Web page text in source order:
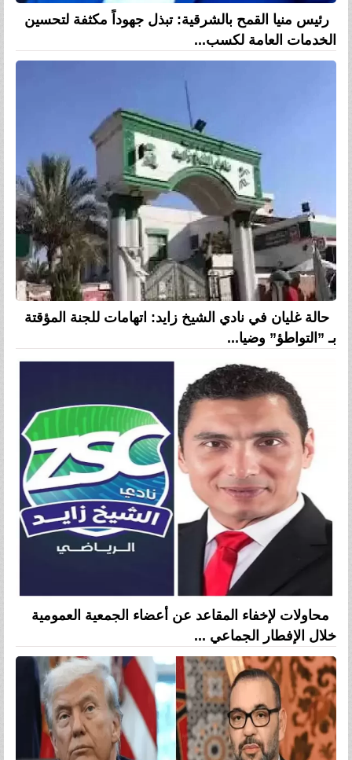
رئيس منيا القمح بالشرقية: تبذل جهوداً مكثفة لتحسين
الخدمات العامة لكسب...
حالة غليان في نادي الشيخ زايد: اتهامات للجنة المؤقتة
بـ ”التواطؤ” وضيا...
محاولات لإخفاء المقاعد عن أعضاء الجمعية العمومية
خلال الإفطار الجماعي ...